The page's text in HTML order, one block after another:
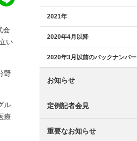
会
い
野
ル
療
2021年
2020年4月以降
2020年3月以前のバックナンバー
お知らせ
定例記者会見
重要なお知らせ